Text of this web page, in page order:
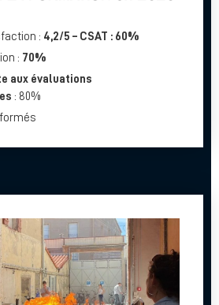
: 4,2/5 – CSAT : 60%
: 70%
aux évaluations
: 80%